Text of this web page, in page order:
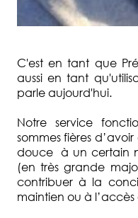
C'est en tant que
aussi en tant
parle aujourd'hui.
Notre service
sommes fières
douce à un certain
(en très grande
contribuer à la
maintien ou à l’accès